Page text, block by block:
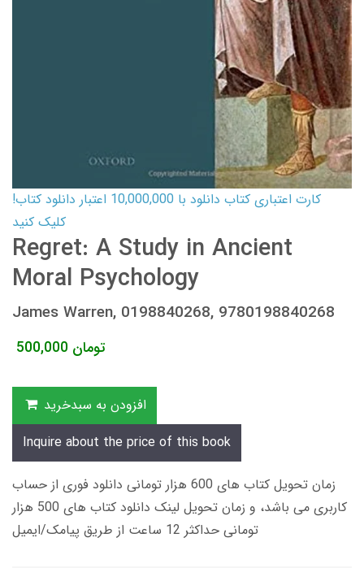
کارت اعتباری کتاب دانلود با 10,000,000 اعتبار دانلود کتاب!
کلیک کنید
Regret: A Study in Ancient
Moral Psychology
James Warren, 0198840268, 9780198840268
500,000 تومان
افزودن به سبدخرید
Inquire about the price of this book
زمان تحویل کتاب های 600 هزار تومانی دانلود فوری از حساب
کاربری می باشد، و زمان تحویل لینک دانلود کتاب های 500 هزار
تومانی حداکثر 12 ساعت از طریق پیامک/ایمیل